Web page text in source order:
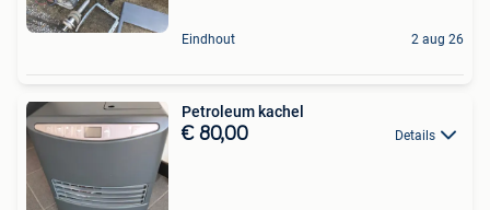
Eindhout 2 aug 26
Petroleum kachel
€ 80,00 Details